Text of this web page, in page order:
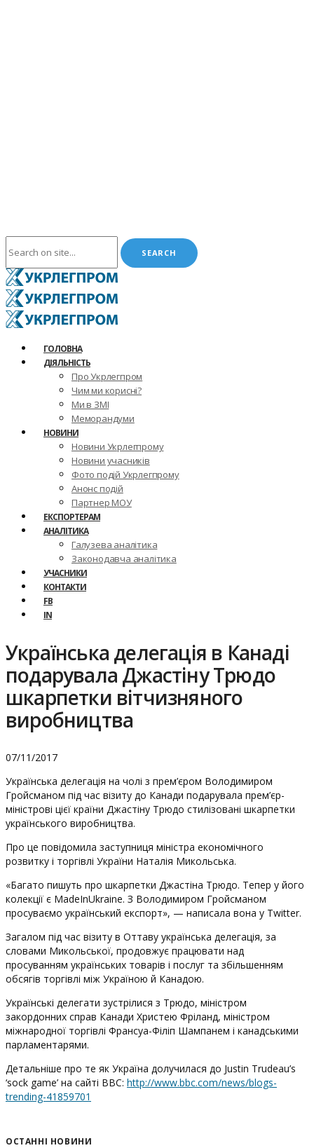
ГОЛОВНА
ДІЯЛЬНІСТЬ
Про Укрлегпром
Чим ми корисні?
Ми в ЗМІ
Меморандуми
НОВИНИ
Новини Укрлегпрому
Новини учасників
Фото подій Укрлегпрому
Анонс подій
Партнер МОУ
ЕКСПОРТЕРАМ
АНАЛІТИКА
Галузева аналітика
Законодавча аналітика
УЧАСНИКИ
КОНТАКТИ
FB
IN
Українська делегація в Канаді
подарувала Джастіну Трюдо
шкарпетки вітчизняного
виробництва
07/11/2017
Українська делегація на чолі з прем’єром Володимиром
Гройсманом під час візиту до Канади подарувала прем’єр-
міністрові цієї країни Джастіну Трюдо стилізовані шкарпетки
українського виробництва.
Про це повідомила заступниця міністра економічного
розвитку і торгівлі України Наталія Микольська.
«Багато пишуть про шкарпетки Джастіна Трюдо. Тепер у його
колекції є MadeInUkraine. З Володимиром Гройсманом
просуваємо український експорт», — написала вона у Twitter.
Загалом під час візиту в Оттаву українська делегація, за
словами Микольської, продовжує працювати над
просуванням українських товарів і послуг та збільшенням
обсягів торгівлі між Україною й Канадою.
Українські делегати зустрілися з Трюдо, міністром
закордонних справ Канади Христею Фріланд, міністром
міжнародної торгівлі Франсуа-Філіп Шампанем і канадськими
парламентарями.
Детальніше про те як Україна долучилася до Justin Trudeau’s
‘sock game’ на сайті ВВС: http://www.bbc.com/news/blogs-
trending-41859701
ОСТАННІ НОВИНИ